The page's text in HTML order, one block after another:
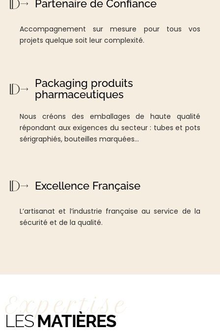
Partenaire de Confiance
Accompagnement sur mesure pour tous vos
projets quelque soit leur complexité.
Packaging produits
pharmaceutiques
Nous créons des emballages de haute qualité
répondant aux exigences du secteur : tubes et pots
sérigraphiés, bouteilles marquées…
Excellence Française
L’artisanat et l’industrie française au service de la
sécurité et de la qualité.
Expertise
LESMATIÈRES